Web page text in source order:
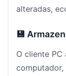
alteradas,
💾
O cliente PC